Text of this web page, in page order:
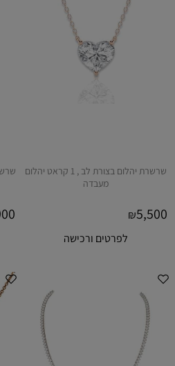
שרשרת יהלום בצורת לב , 1 קראט יהלום
מעבדה
₪5,500
לפרטים ורכישה